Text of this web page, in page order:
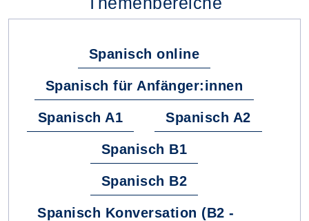
Spanisch online
Spanisch für Anfänger:innen
Spanisch A1 Spanisch A2
Spanisch B1
Spanisch B2
Spanisch Konversation (B2 -